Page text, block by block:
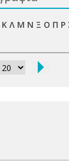
Κ Λ Μ Ν Ξ Ο Π Ρ